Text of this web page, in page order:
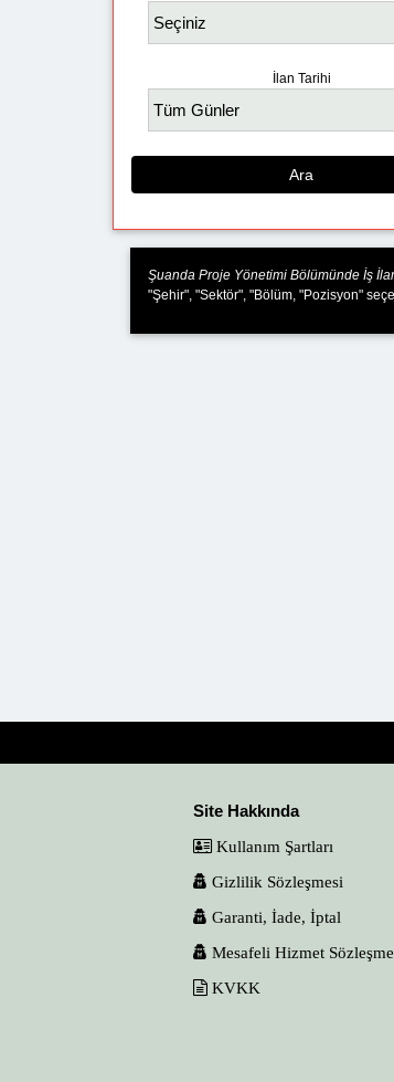
İlan Tarihi
Ara
Şuanda Proje Yönetimi Bölümünde İş
"Şehir", "Sektör", "Bölüm, "Pozisyon"
Site Hakkında
Kullanım Şartları
Gizlilik Sözleşmesi
Garanti, İade, İptal
Mesafeli Hizmet
KVKK